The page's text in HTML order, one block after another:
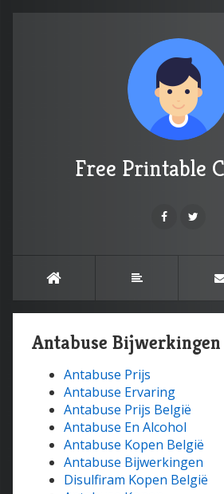
Free Printable
Antabuse Bijwerkingen
Antabuse Prijs
Antabuse Ervaring
Antabuse Prijs België
Antabuse En Alcohol
Antabuse Kopen België
Antabuse Bijwerkingen
Disulfiram Kopen België